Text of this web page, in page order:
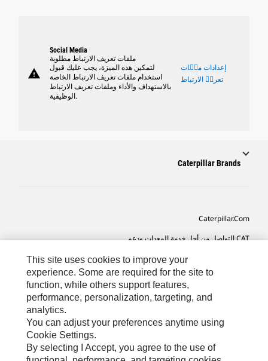
warning
Social Media
ملفات تعريف الارتباط مطلوبة
لتمكين هذه الميزة، يجب عليك قبول
استخدام ملفات تعريف الارتباط الخاصة
بالاستهداف والأداء وملفات تعريف الارتباط
الوظيفية.
إعدادات ملٝات
تعريٝ الارتباط
Caterpillar Brands
Caterpillar.com
CAT التواصل من أجل خدمة المعدات ودعم
تفضيلات التسويق الخاصة بي
خريطة الموقع
Cookie Settings
This site uses cookies to improve your
experience. Some are required for the site to
function, while others support features,
performance, personalization, targeting, and
analytics.
You can adjust your preferences anytime using
Cookie Settings.
By selecting I Accept, you agree to the use of